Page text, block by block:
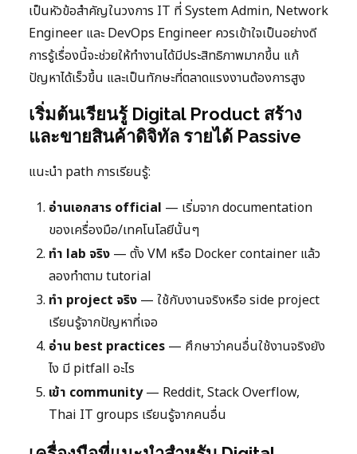
เป็นหัวข้อสำคัญในวงการ IT ที่ System Admin, Network
Engineer และ DevOps Engineer ควรเข้าใจเป็นอย่างดี
การรู้เรื่องนี้จะช่วยให้ทำงานได้มีประสิทธิภาพมากขึ้น แก้
ปัญหาได้เร็วขึ้น และเป็นทักษะที่ตลาดแรงงานต้องการสูง
เริ่มต้นเรียนรู้ Digital Product สร้าง
และขายสินค้าดิจิทัล รายได้ Passive
แนะนำ path การเรียนรู้:
อ่านเอกสาร official — เริ่มจาก documentation
ของเครื่องมือ/เทคโนโลยีนั้นๆ
ทำ lab จริง — ตั้ง VM หรือ Docker container แล้ว
ลองทำตาม tutorial
ทำ project จริง — ใช้กับงานจริงหรือ side project
เรียนรู้จากปัญหาที่เจอ
อ่าน best practices — ศึกษาว่าคนอื่นใช้งานจริงยัง
ไง มี pitfall อะไร
เข้า community— Reddit, Stack Overflow,
Thai IT groups เรียนรู้จากคนอื่น